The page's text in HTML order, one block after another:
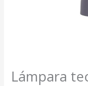
Lámpara